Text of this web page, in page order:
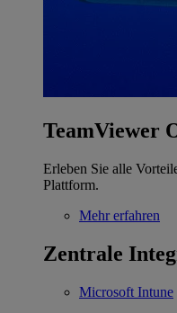
TeamViewer
Erleben Sie alle
Plattform.
Mehr erfahren
Zentrale
Microsoft Intune